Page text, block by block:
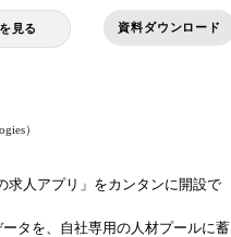
見る 資料ダウンロード
）
求人アプリ」をカンタンに開設で
タを、自社専用の人材プールに蓄